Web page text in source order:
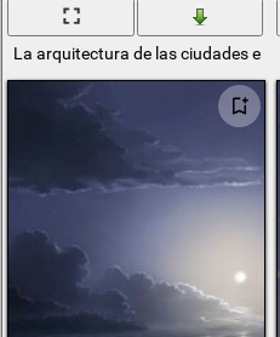
La arquitectura de las ciudades en